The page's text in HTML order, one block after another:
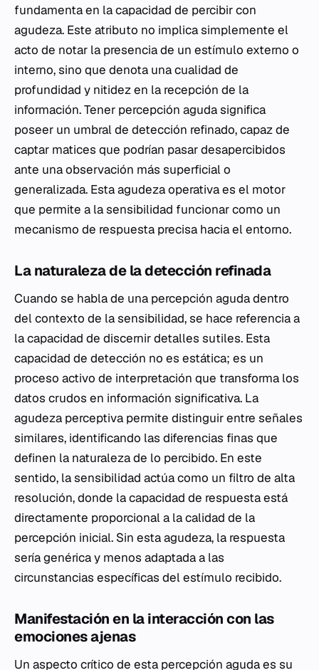
fundamenta en la capacidad de percibir con
agudeza. Este atributo no implica simplemente el
acto de notar la presencia de un estímulo externo o
interno, sino que denota una cualidad de
profundidad y nitidez en la recepción de la
información. Tener percepción aguda significa
poseer un umbral de detección refinado, capaz de
captar matices que podrían pasar desapercibidos
ante una observación más superficial o
generalizada. Esta agudeza operativa es el motor
que permite a la sensibilidad funcionar como un
mecanismo de respuesta precisa hacia el entorno.
La naturaleza de la detección refinada
Cuando se habla de una percepción aguda dentro
del contexto de la sensibilidad, se hace referencia a
la capacidad de discernir detalles sutiles. Esta
capacidad de detección no es estática; es un
proceso activo de interpretación que transforma los
datos crudos en información significativa. La
agudeza perceptiva permite distinguir entre señales
similares, identificando las diferencias finas que
definen la naturaleza de lo percibido. En este
sentido, la sensibilidad actúa como un filtro de alta
resolución, donde la capacidad de respuesta está
directamente proporcional a la calidad de la
percepción inicial. Sin esta agudeza, la respuesta
sería genérica y menos adaptada a las
circunstancias específicas del estímulo recibido.
Manifestación en la interacción con las
emociones ajenas
Un aspecto crítico de esta percepción aguda es su